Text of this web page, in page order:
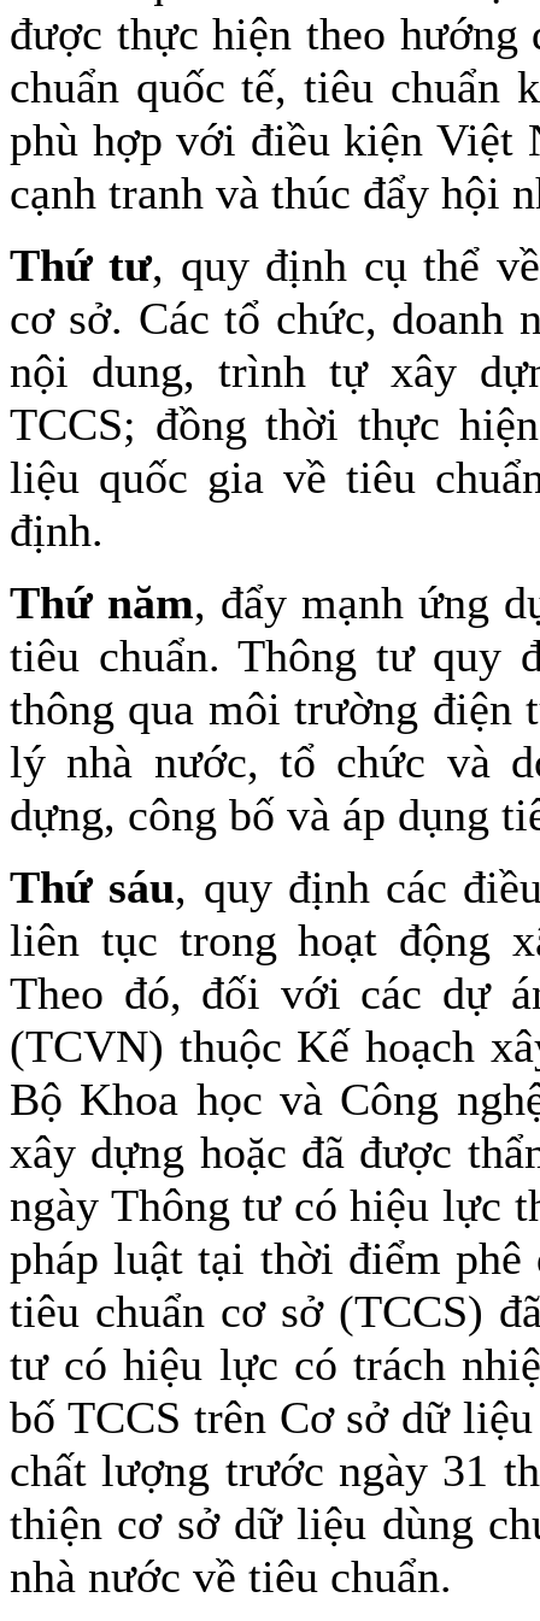
được thực hiện theo hướng
chuẩn quốc tế, tiêu chuẩn
phù hợp với điều kiện Việt
cạnh tranh và thúc đẩy hội
Thứ tư, quy định cụ thể
cơ sở. Các tổ chức, doanh
nội dung, trình tự xây
TCCS; đồng thời thực
liệu quốc gia về tiêu
định.
Thứ năm, đẩy mạnh ứng
tiêu chuẩn. Thông tư quy
thông qua môi trường điện
lý nhà nước, tổ chức và
dựng, công bố và áp dụng
Thứ sáu, quy định các
liên tục trong hoạt động
Theo đó, đối với các dự
(TCVN) thuộc Kế hoạch
Bộ Khoa học và Công
xây dựng hoặc đã được
ngày Thông tư có hiệu lực
pháp luật tại thời điểm phê
tiêu chuẩn cơ sở (TCCS)
tư có hiệu lực có trách
bố TCCS trên Cơ sở dữ
chất lượng trước ngày 31
thiện cơ sở dữ liệu dùng
nhà nước về tiêu chuẩn.